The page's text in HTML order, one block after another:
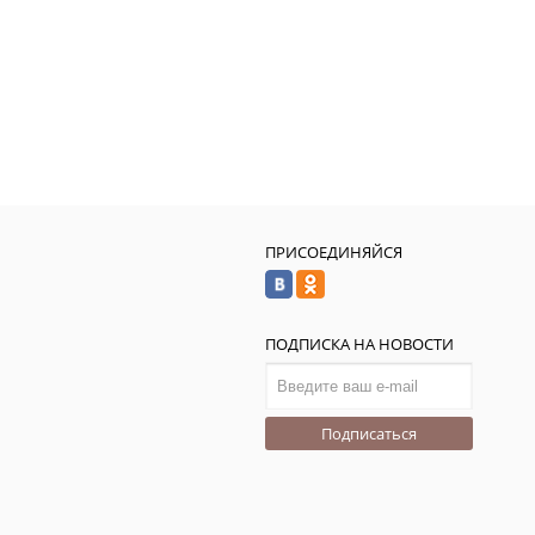
ПРИСОЕДИНЯЙСЯ
ПОДПИСКА НА НОВОСТИ
Подписаться